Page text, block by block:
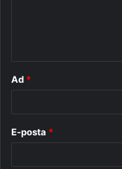
Ad *
E-posta *